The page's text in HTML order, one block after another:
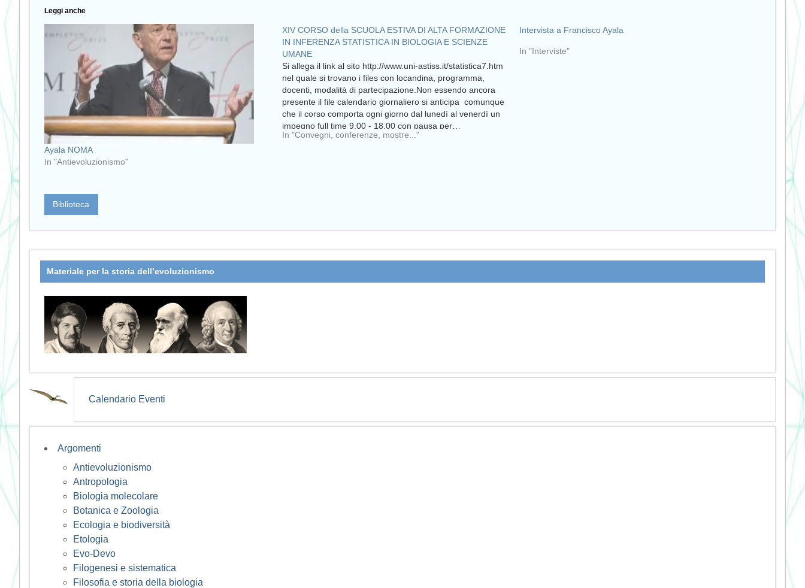
Leggi anche
Ayala NOMA
In "Antievoluzionismo"
XIV CORSO della SCUOLA ESTIVA DI ALTA FORMAZIONE
IN INFERENZA STATISTICA IN BIOLOGIA E SCIENZE
UMANE
Si allega il link al sito http://www.uni-astiss.it/statistica7.htm
nel quale si trovano i files con locandina, programma,
docenti, modalità di partecipazione.Non essendo ancora
presente il file calendario giornaliero si anticipa comunque
che il corso comporta ogni giorno dal lunedì al venerdì un
impegno full time 9.00 - 18.00 con pausa per…
In "Convegni, conferenze, mostre..."
Intervista a Francisco Ayala
In "Interviste"
Biblioteca
Materiale per la storia dell’evoluzionismo
Calendario Eventi
Argomenti
Antievoluzionismo
Antropologia
Biologia molecolare
Botanica e Zoologia
Ecologia e biodiversità
Etologia
Evo-Devo
Filogenesi e sistematica
Filosofia e storia della biologia